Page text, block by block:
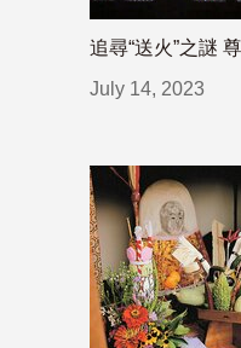
追尋“送火”之謎
July 14, 2023